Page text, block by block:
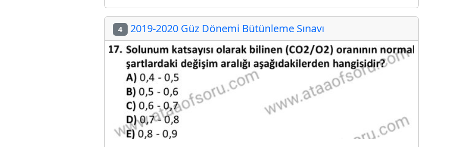
4 2019-2020 Güz Dönemi Bütünleme Sınavı